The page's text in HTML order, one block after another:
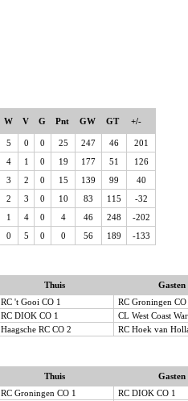
W V G Pnt GW GT +/-
5 0 0 25 247 46
201
4 1 0 19 177 51
126
3 2 0 15 139 99
40
2 3 0 10 83 115
-32
1 4 0 4 46 248
-202
0 5 0 0 56 189 -133
Thuis
Gasten
RC 't Gooi CO 1
RC Groningen CO
RC DIOK CO 1
CL West Coast
Haagsche RC CO 2 RC Hoek van
Thuis
Gasten
RC Groningen CO 1
RC DIOK CO 1